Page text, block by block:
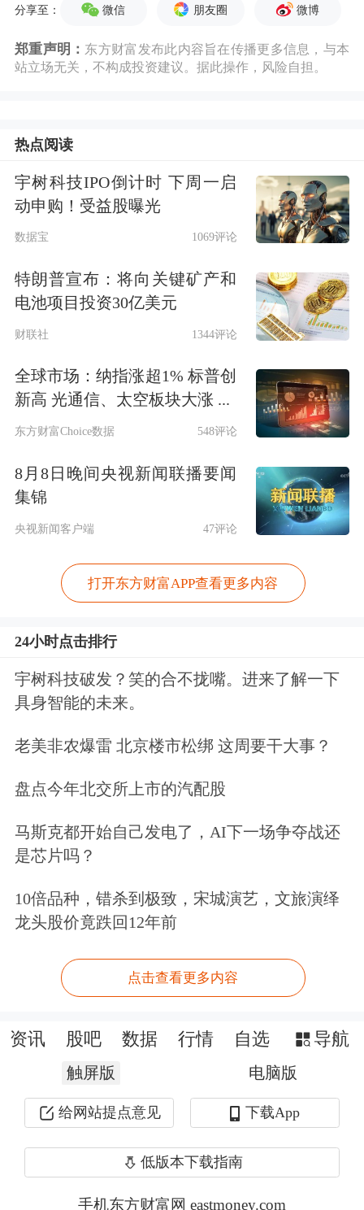
空案件。
经证监会查明，某违法团伙控制100余
抬、对倒交易等手法影响股价，其后又
中闪崩、连续跌停，累计卖出27亿元，
非法获利约1.3亿元。
另有某投资机构实控人通过打压股价、
低位吸筹、连续拉抬等手法操纵20余只
至日内出现“天地板”等极端行情，从中
交易非法获利1.4亿元。某违法分子利
众多期货产品频繁虚假报单，制造交易
假象，诱骗其他投资者，并借机卖出获
证监会表示，坚持对影响股市稳定运
行、损害投资者合法权益的违法行为快
开展收网行动，严肃依法追责。操纵市
扰乱股市健康稳定运行的正常节奏。证
监会将保持“零容忍”高压态势，坚决重
拳打击，让胆敢违法操纵、恶意做空
者“倾家荡产、牢底坐穿”。在此警示，
莫要以身试法、火中取栗。
“两融”融资业务整体风险可控
证监会新闻发言人介绍了近期的“两
融”融资业务情况，发言人表示，截至
目前，全市场平均维持担保比例
226%，较年初有所下降，最低维持担
保比例（平仓线）通常为130%。从实
际平仓数据看，1月以来全市场累计平
分享至： 微信 朋友圈 微博
郑重声明： 东方财富发布此内容旨在传播更多信息，与本
站立场无关，不构成投资建议。据此操作，风险自担。
热点阅读
宇树科技IPO倒计时 下周一启
动申购！受益股曝光
数据宝 1069评论
特朗普宣布：将向关键矿产和
电池项目投资30亿美元
财联社 1344评论
全球市场：纳指涨超1% 标普创
新高 光通信、太空板块大涨 ...
东方财富Choice数据 548评论
8月8日晚间央视新闻联播要闻
集锦
央视新闻客户端 47评论
打开东方财富APP查看更多内容
24小时点击排行
宇树科技破发？笑的合不拢嘴。进来了解一下
具身智能的未来。
老美非农爆雷 北京楼市松绑 这周要干大事？
盘点今年北交所上市的汽配股
马斯克都开始自己发电了，AI下一场争夺战还
是芯片吗？
10倍品种，错杀到极致，宋城演艺，文旅演绎
龙头股价竟跌回12年前
点击查看更多内容
资讯 股吧 数据 行情 自选 导航
触屏版 电脑版
给网站提点意见 下载App
低版本下载指南
手机东方财富网 eastmoney.com